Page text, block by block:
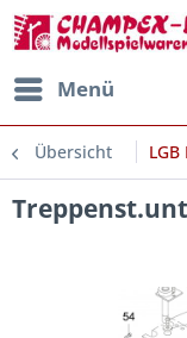
Menü
Übersicht